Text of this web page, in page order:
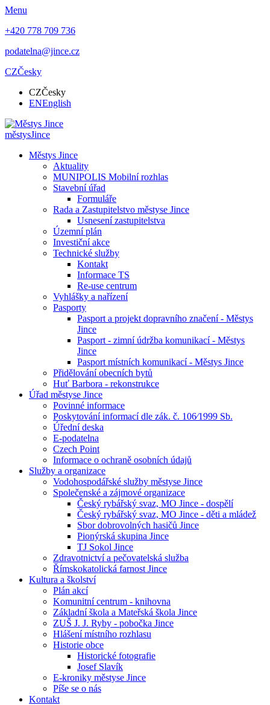
Menu
+420 778 709 736
podatelna@jince.cz
CZČesky
CZČesky
ENEnglish
městysJince
Městys Jince
Aktuality
MUNIPOLIS Mobilní rozhlas
Stavební úřad
Formuláře
Rada a Zastupitelstvo městyse Jince
Usnesení zastupitelstva
Územní plán
Investiční akce
Technické služby
Kontakt
Informace TS
Re-use centrum
Vyhlášky a nařízení
Pasporty
Pasport a projekt dopravního značení - Městys
Jince
Pasport - zimní údržba komunikací - Městys
Jince
Pasport místních komunikací - Městys Jince
Přidělování obecních bytů
Huť Barbora - rekonstrukce
Úřad městyse Jince
Povinné informace
Poskytování informací dle zák. č. 106⁄1999 Sb.
Úřední deska
E-podatelna
Czech Point
Informace o ochraně osobních údajů
Služby a organizace
Vodohospodářské služby městyse Jince
Společenské a zájmové organizace
Český rybářský svaz, MO Jince - dospělí
Český rybářský svaz, MO Jince - děti a mládež
Sbor dobrovolných hasičů Jince
Pionýrská skupina Jince
TJ Sokol Jince
Zdravotnictví a pečovatelská služba
Římskokatolická farnost Jince
Kultura a školství
Plán akcí
Komunitní centrum - knihovna
Základní škola a Mateřská škola Jince
ZUŠ J. J. Ryby - pobočka Jince
Hlášení místního rozhlasu
Historie obce
Historické fotografie
Josef Slavík
E-kroniky městyse Jince
Píše se o nás
Kontakt